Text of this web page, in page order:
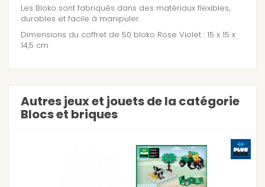
Les Bloko sont fabriqués dans des matériaux flexibles,
durables et facile à manipuler.
Dimensions du coffret de 50 bloko Rose Violet : 15 x 15 x
14,5 cm
Autres jeux et jouets de la catégorie
Blocs et briques